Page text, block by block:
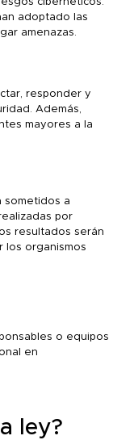
cibernéticos.
adoptado las
amenazas.
responder y
Además,
mayores a la
sometidos a
por
resultados serán
los organismos
o equipos
en
ley?